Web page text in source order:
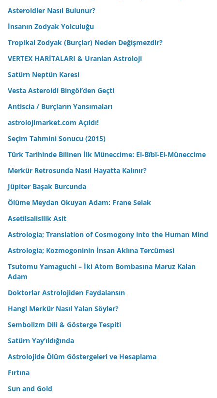
Asteroidler Nasıl Bulunur?
İnsanın Zodyak Yolculuğu
Tropikal Zodyak (Burçlar) Neden Değişmezdir?
VERTEX HARİTALARI & Uranian Astroloji
Satürn Neptün Karesi
Vesta Asteroidi Bingöl’den Geçti
Antiscia / Burçların Yansımaları
astrolojimarket.com Açıldı!
Seçim Tahmini Sonucu (2015)
Türk Tarihinde Bilinen İlk Müneccime: El-Bîbî-El-Müneccime
Merkür Retrosunda Nasıl Hayatta Kalınır?
Jüpiter Başak Burcunda
Ölüme Meydan Okuyan Adam: Frane Selak
Asetilsalisilik Asit
Astrologia; Translation of Cosmogony into the Human Mind
Astrologia; Kozmogoninin İnsan Aklına Tercümesi
Tsutomu Yamaguchi – İki Atom Bombasına Maruz Kalan
Adam
Doktorlar Astrolojiden Faydalansın
Hangi Merkür Nasıl Yalan Söyler?
Sembolizm Dili & Gösterge Tespiti
Satürn Yay’ıldığında
Astrolojide Ölüm Göstergeleri ve Hesaplama
Fırtına
Sun and Gold